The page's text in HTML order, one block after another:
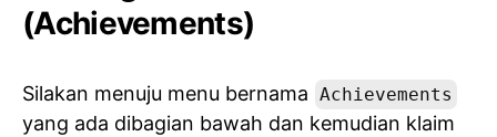
(Achievements)
Silakan menuju menu bernama Achievements
yang ada dibagian bawah dan kemudian klaim